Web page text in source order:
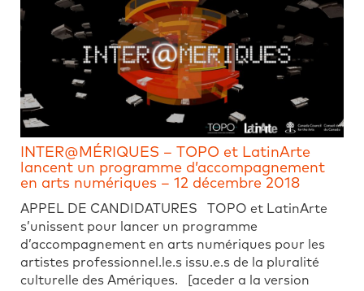
INTER@MÉRIQUES – TOPO et LatinArte
lancent un programme d’accompagnement
en arts numériques – 12 décembre 2018
APPEL DE CANDIDATURES TOPO et LatinArte
s’unissent pour lancer un programme
d’accompagnement en arts numériques pour les
artistes professionnel.le.s issu.e.s de la pluralité
culturelle des Amériques. [aceder a la version